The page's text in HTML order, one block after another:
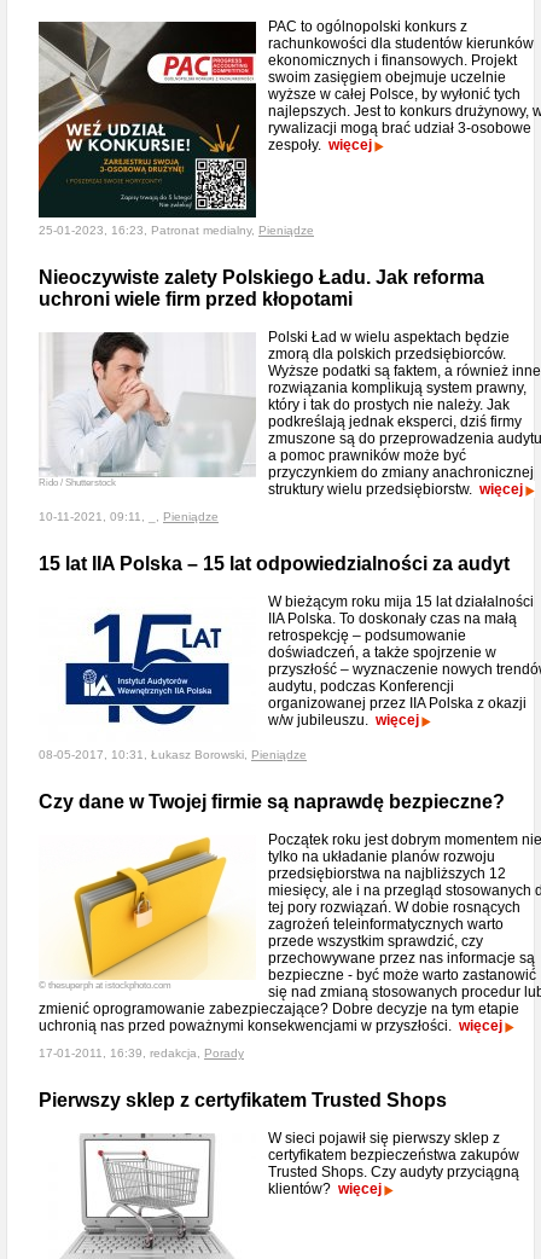
PAC to ogólnopolski konkurs z
rachunkowości dla studentów kierunków
ekonomicznych i finansowych. Projekt
swoim zasięgiem obejmuje uczelnie
wyższe w całej Polsce, by wyłonić tych
najlepszych. Jest to konkurs drużynowy,
rywalizacji mogą brać udział 3-osobowe
zespoły. więcej
25-01-2023, 16:23, Patronat medialny, Pieniądze
Nieoczywiste zalety Polskiego Ładu. Jak reforma
uchroni wiele firm przed kłopotami
Rido / Shutterstock
Polski Ład w wielu aspektach będzie
zmorą dla polskich przedsiębiorców.
Wyższe podatki są faktem, a również inne
rozwiązania komplikują system prawny,
który i tak do prostych nie należy. Jak
podkreślają jednak eksperci, dziś firmy
zmuszone są do przeprowadzenia
a pomoc prawników może być
przyczynkiem do zmiany anachronicznej
struktury wielu przedsiębiorstw. więcej
10-11-2021, 09:11, _, Pieniądze
15 lat IIA Polska – 15 lat odpowiedzialności za audyt
W bieżącym roku mija 15 lat działalności
IIA Polska. To doskonały czas na małą
retrospekcję – podsumowanie
doświadczeń, a także spojrzenie w
przyszłość – wyznaczenie nowych
audytu, podczas Konferencji
organizowanej przez IIA Polska z okazji
w/w jubileuszu. więcej
08-05-2017, 10:31, Łukasz Borowski, Pieniądze
Czy dane w Twojej firmie są naprawdę bezpieczne?
© thesuperph at istockphoto.com
Początek roku jest dobrym momentem nie
tylko na układanie planów rozwoju
przedsiębiorstwa na najbliższych 12
miesięcy, ale i na przegląd stosowanych
tej pory rozwiązań. W dobie rosnących
zagrożeń teleinformatycznych warto
przede wszystkim sprawdzić, czy
przechowywane przez nas informacje są
bezpieczne - być może warto zastanowić
się nad zmianą stosowanych procedur
zmienić oprogramowanie zabezpieczające? Dobre decyzje na tym etapie
uchronią nas przed poważnymi konsekwencjami w przyszłości. więcej
17-01-2011, 16:39, redakcja, Porady
Pierwszy sklep z certyfikatem Trusted Shops
W sieci pojawił się pierwszy sklep z
certyfikatem bezpieczeństwa zakupów
Trusted Shops. Czy audyty przyciągną
klientów? więcej